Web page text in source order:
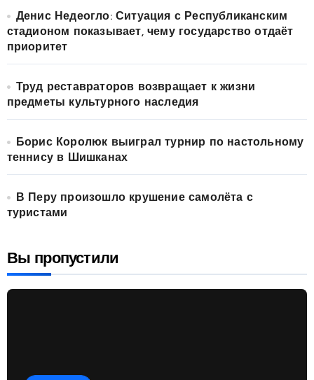
Денис Недеогло: Ситуация с Республиканским
стадионом показывает, чему государство отдаёт
приоритет
Труд реставраторов возвращает к жизни
предметы культурного наследия
Борис Королюк выиграл турнир по настольному
теннису в Шишканах
В Перу произошло крушение самолёта с
туристами
Вы пропустили